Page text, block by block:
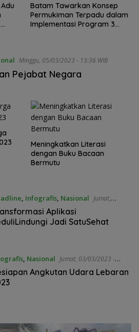
Batam Tawarkan Konsep
Permukiman Terpadu dalam
Implementasi Program 3
Minggu, 05/03/2023 - 13:36 WIB
Pejabat Negara
Meningkatkan Literasi
dengan Buku Bacaan
Bermutu
, Infografis, Nasional Jumat,
03/03/2023 - 14:07 WIBAplikasi
Jadi SatuSehat
, Nasional Jumat, 03/03/2023 -
WIB
Angkutan Udara Lebaran